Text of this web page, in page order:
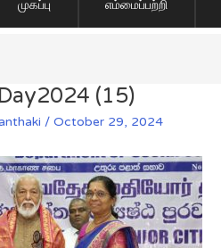
முகப்பு எம்மைப்பற்றி
(15)
/ October 29, 2024